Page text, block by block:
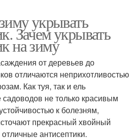
укрывать
Зачем укрывать
на зиму
от деревьев до
отличаются неприхотливостью
Как туя, так и ель
не только красивым
к болезням,
прекрасный хвойный
антисептики.